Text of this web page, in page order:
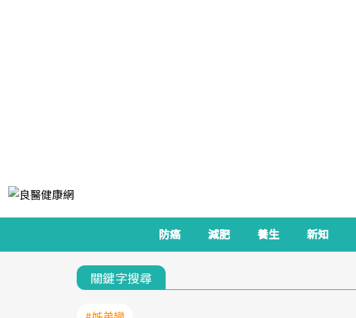
防癌 減肥 養生 新知
關鍵字搜尋